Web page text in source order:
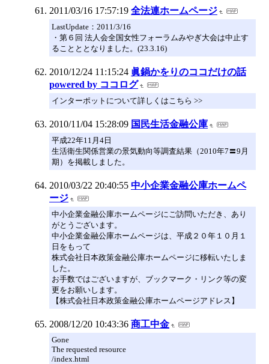
2011/03/16 17:57:19 全法連ホームページ
LastUpdate：2011/3/16
・第６回 法人会全国女性フォーラムみやぎ大会は中止す
ることととなりました。(23.3.16)
2010/12/24 11:15:24 眞鍋かをりのココだけの話
powered by ココログ
インターポットについて詳しくはこちら >>
2010/11/04 15:28:09 国民生活金融公庫
平成22年11月4日
生活衛生関係営業の景気動向等調査結果（2010年7〓9月
期）を掲載しました。
2010/03/22 20:40:55 中小企業金融公庫ホームペ
ージ
中小企業金融公庫ホームページにご訪問いただき、あり
がとうございます。
中小企業金融公庫ホームページは、平成２０年１０月１
日をもって
株式会社日本政策金融公庫ホームページに移転いたしま
した。
お手数ではございますが、ブックマーク・リンク等の変
更をお願いします。
【株式会社日本政策金融公庫ホームページアドレス】
2008/12/20 10:43:36 商工中金
Gone
The requested resource
/index.html